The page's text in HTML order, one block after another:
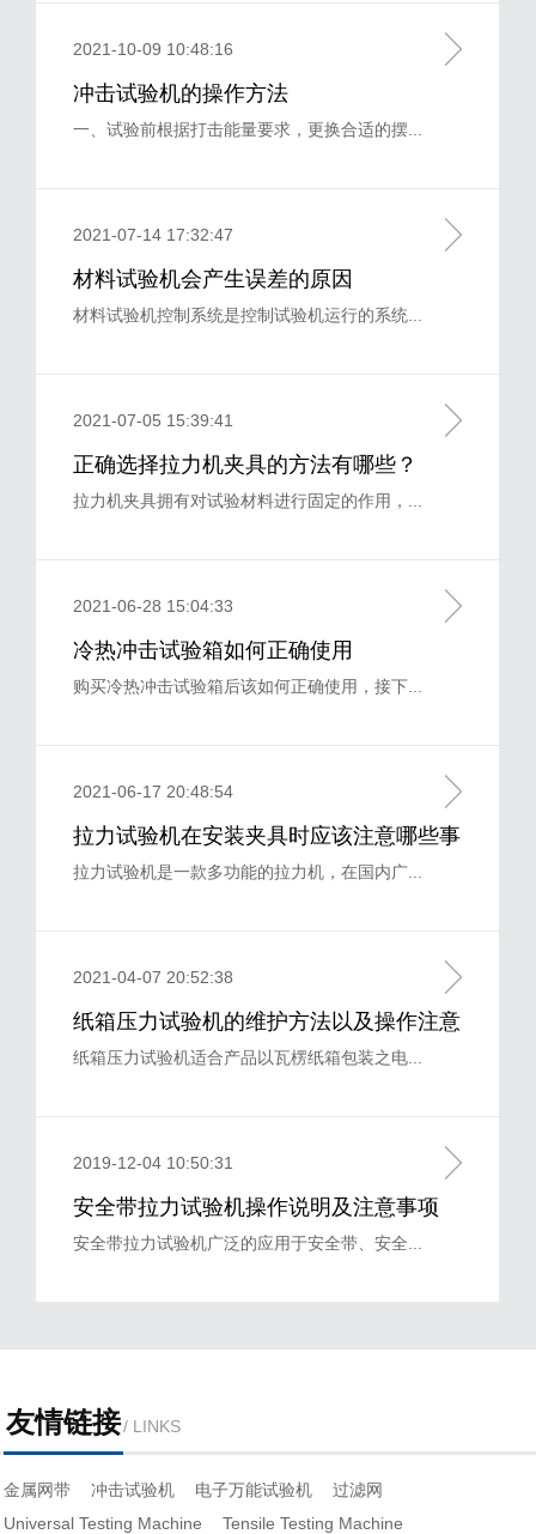
2021-10-09 10:48:16
冲击试验机的操作方法
一、试验前根据打击能量要求，更换合适的摆...
2021-07-14 17:32:47
材料试验机会产生误差的原因
材料试验机控制系统是控制试验机运行的系统...
2021-07-05 15:39:41
正确选择拉力机夹具的方法有哪些？
拉力机夹具拥有对试验材料进行固定的作用，...
2021-06-28 15:04:33
冷热冲击试验箱如何正确使用
购买冷热冲击试验箱后该如何正确使用，接下...
2021-06-17 20:48:54
拉力试验机在安装夹具时应该注意哪些事
项？
拉力试验机是一款多功能的拉力机，在国内广...
2021-04-07 20:52:38
纸箱压力试验机的维护方法以及操作注意
事项
纸箱压力试验机适合产品以瓦楞纸箱包装之电...
2019-12-04 10:50:31
安全带拉力试验机操作说明及注意事项
安全带拉力试验机广泛的应用于安全带、安全...
友情链接/ LINKS
金属网带 冲击试验机 电子万能试验机
过滤网
Universal Testing Machine
Tensile Testing Machine